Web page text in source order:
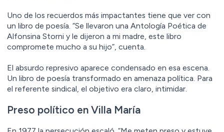
Uno de los recuerdos más impactantes tiene que ver con
un libro de poesía. “Se llevaron una Antología Poética de
Alfonsina Storni y le dijeron a mi madre, este libro
compromete mucho a su hijo”, cuenta.
El absurdo represivo aparece condensado en esa escena.
Un libro de poesía transformado en amenaza política. Para
el referente sindical, el objetivo era claro, intimidar.
Preso político en Villa María